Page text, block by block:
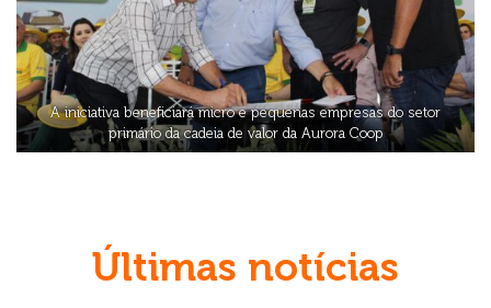
A iniciativa beneficiará micro e pequenas empresas do setor
primário da cadeia de valor da Aurora Coop
Últimas notícias